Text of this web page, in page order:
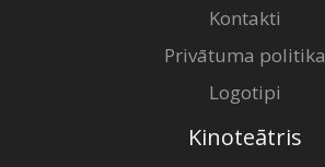
Kontakti
Privātuma politika
Logotipi
Kinoteātris